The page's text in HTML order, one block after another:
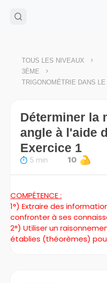
🌴Cahier de vacances
Télécharge ton
TOUS LES NIVEAUX >
3ÈME >
TRIGONOMÉTRIE DANS
Déterminer la
angle à l'aide
Exercice 1
5 min 10
COMPÉTENCE :
1°) Extraire des
confronter à ses
2°) Utiliser un
établies (théorèmes)